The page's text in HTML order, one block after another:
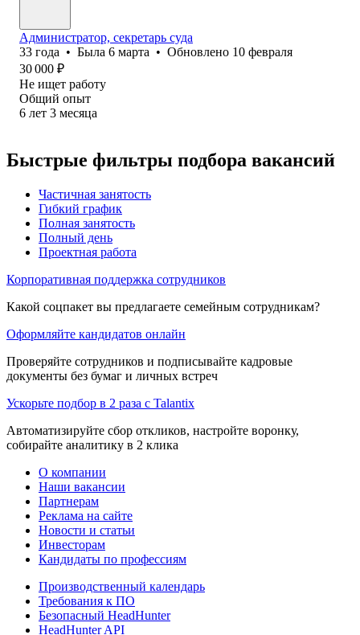
Администратор, секретарь суда
33 года • Была 6 марта • Обновлено 10 февраля
30 000 ₽
Не ищет работу
Общий опыт
6 лет 3 месяца
Быстрые фильтры подбора вакансий
Частичная занятость
Гибкий график
Полная занятость
Полный день
Проектная работа
Корпоративная поддержка сотрудников
Какой соцпакет вы предлагаете семейным сотрудникам?
Оформляйте кандидатов онлайн
Проверяйте сотрудников и подписывайте кадровые
документы без бумаг и личных встреч
Ускорьте подбор в 2 раза с Talantix
Автоматизируйте сбор откликов, настройте воронку,
собирайте аналитику в 2 клика
О компании
Наши вакансии
Партнерам
Реклама на сайте
Новости и статьи
Инвесторам
Кандидаты по профессиям
Производственный календарь
Требования к ПО
Безопасный HeadHunter
HeadHunter API